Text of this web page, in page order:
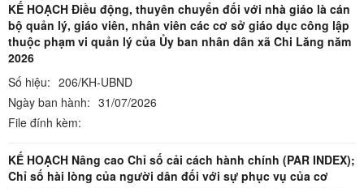
KẾ HOẠCH Điều động, thuyên chuyển đối với nhà giáo là cán
bộ quản lý, giáo viên, nhân viên các cơ sở giáo dục công lập
thuộc phạm vi quản lý của Ủy ban nhân dân xã Chi Lăng năm
2026
Số hiệu: 206/KH-UBND
Ngày ban hành: 31/07/2026
File đính kèm:
KẾ HOẠCH Nâng cao Chỉ số cải cách hành chính (PAR INDEX);
Chỉ số hài lòng của người dân đối với sự phục vụ của cơ